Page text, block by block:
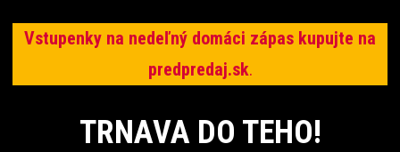
Vstupenky na nedeľný domáci zápas kupujte na
predpredaj.sk.
TRNAVA DO TEHO!